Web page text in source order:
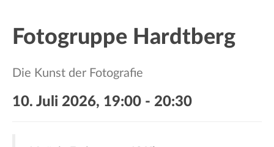
Fotogruppe Hardtberg
Die Kunst der Fotografie
10. Juli 2026, 19:00 - 20:30